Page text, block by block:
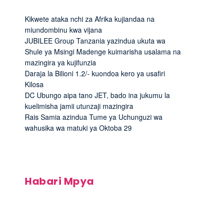
Kikwete ataka nchi za Afrika kujiandaa na
miundombinu kwa vijana
JUBILEE Group Tanzania yazindua ukuta wa
Shule ya Msingi Madenge kuimarisha usalama na
mazingira ya kujifunzia
Daraja la Bilioni 1.2/- kuondoa kero ya usafiri
Kilosa
DC Ubungo aipa tano JET, bado ina jukumu la
kuelimisha jamii utunzaji mazingira
Rais Samia azindua Tume ya Uchunguzi wa
wahusika wa matuki ya Oktoba 29
Habari Mpya